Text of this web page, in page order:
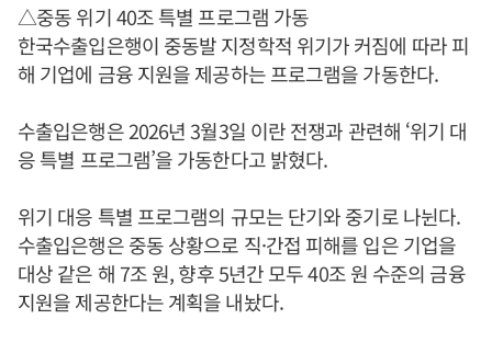
△중동 위기 40조 특별 프로그램 가동
한국수출입은행이 중동발 지정학적 위기가 커짐에 따라 피
해 기업에 금융 지원을 제공하는 프로그램을 가동한다.
수출입은행은 2026년 3월3일 이란 전쟁과 관련해 ‘위기 대
응 특별 프로그램’을 가동한다고 밝혔다.
위기 대응 특별 프로그램의 규모는 단기와 중기로 나뉜다.
수출입은행은 중동 상황으로 직·간접 피해를 입은 기업을
대상 같은 해 7조 원, 향후 5년간 모두 40조 원 수준의 금융
지원을 제공한다는 계획을 내놨다.